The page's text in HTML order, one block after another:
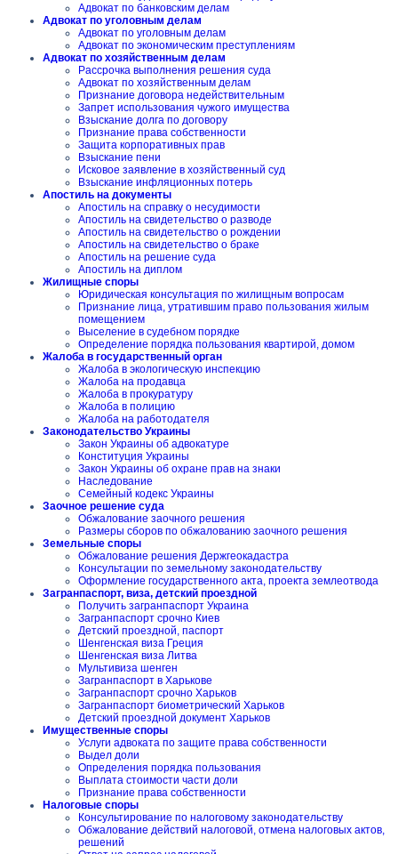
Адвокат по банковским делам
Адвокат по уголовным делам
Адвокат по уголовным делам
Адвокат по экономическим преступлениям
Адвокат по хозяйственным делам
Рассрочка выполнения решения суда
Адвокат по хозяйственным делам
Признание договора недействительным
Запрет использования чужого имущества
Взыскание долга по договору
Признание права собственности
Защита корпоративных прав
Взыскание пени
Исковое заявление в хозяйственный суд
Взыскание инфляционных потерь
Апостиль на документы
Апостиль на справку о несудимости
Апостиль на свидетельство о разводе
Апостиль на свидетельство о рождении
Апостиль на свидетельство о браке
Апостиль на решение суда
Апостиль на диплом
Жилищные споры
Юридическая консультация по жилищным вопросам
Признание лица, утратившим право пользования жилым
помещением
Выселение в судебном порядке
Определение порядка пользования квартирой, домом
Жалоба в государственный орган
Жалоба в экологическую инспекцию
Жалоба на продавца
Жалоба в прокуратуру
Жалоба в полицию
Жалоба на работодателя
Законодательство Украины
Закон Украины об адвокатуре
Конституция Украины
Закон Украины об охране прав на знаки
Наследование
Семейный кодекс Украины
Заочное решение суда
Обжалование заочного решения
Размеры сборов по обжалованию заочного решения
Земельные споры
Обжалование решения Держгеокадастра
Консультации по земельному законодательству
Оформление государственного акта, проекта землеотвода
Загранпаспорт, виза, детский проездной
Получить загранпаспорт Украина
Загранпаспорт срочно Киев
Детский проездной, паспорт
Шенгенская виза Греция
Шенгенская виза Литва
Мультивиза шенген
Загранпаспорт в Харькове
Загранпаспорт срочно Харьков
Загранпаспорт биометрический Харьков
Детский проездной документ Харьков
Имущественные споры
Услуги адвоката по защите права собственности
Выдел доли
Определения порядка пользования
Выплата стоимости части доли
Признание права собственности
Налоговые споры
Консультирование по налоговому законодательству
Обжалование действий налоговой, отмена налоговых актов,
решений